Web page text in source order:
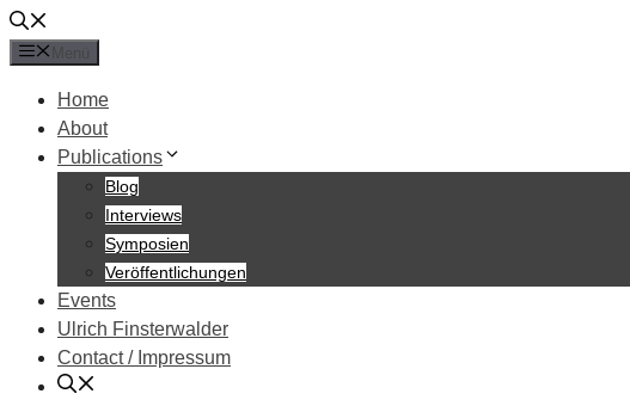
Zum
InhaltMenü
Home
About
Publications
Blog
Interviews
Symposien
Veröffentlichungen
Events
Ulrich Finsterwalder
Contact / Impressum